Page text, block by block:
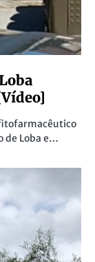
de Loba e…